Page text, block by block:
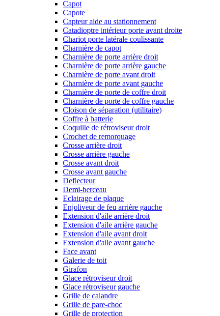
Capot
Capote
Capteur aide au stationnement
Catadioptre intérieur porte avant droite
Chariot porte latérale coulissante
Charnière de capot
Charnière de porte arrière droit
Charnière de porte arrière gauche
Charnière de porte avant droit
Charnière de porte avant gauche
Charnière de porte de coffre droit
Charnière de porte de coffre gauche
Cloison de séparation (utilitaire)
Coffre à batterie
Coquille de rétroviseur droit
Crochet de remorquage
Crosse arrière droit
Crosse arrière gauche
Crosse avant droit
Crosse avant gauche
Deflecteur
Demi-berceau
Eclairage de plaque
Enjoliveur de feu arrière gauche
Extension d'aile arrière droit
Extension d'aile arrière gauche
Extension d'aile avant droit
Extension d'aile avant gauche
Face avant
Galerie de toit
Girafon
Glace rétroviseur droit
Glace rétroviseur gauche
Grille de calandre
Grille de pare-choc
Grille de protection